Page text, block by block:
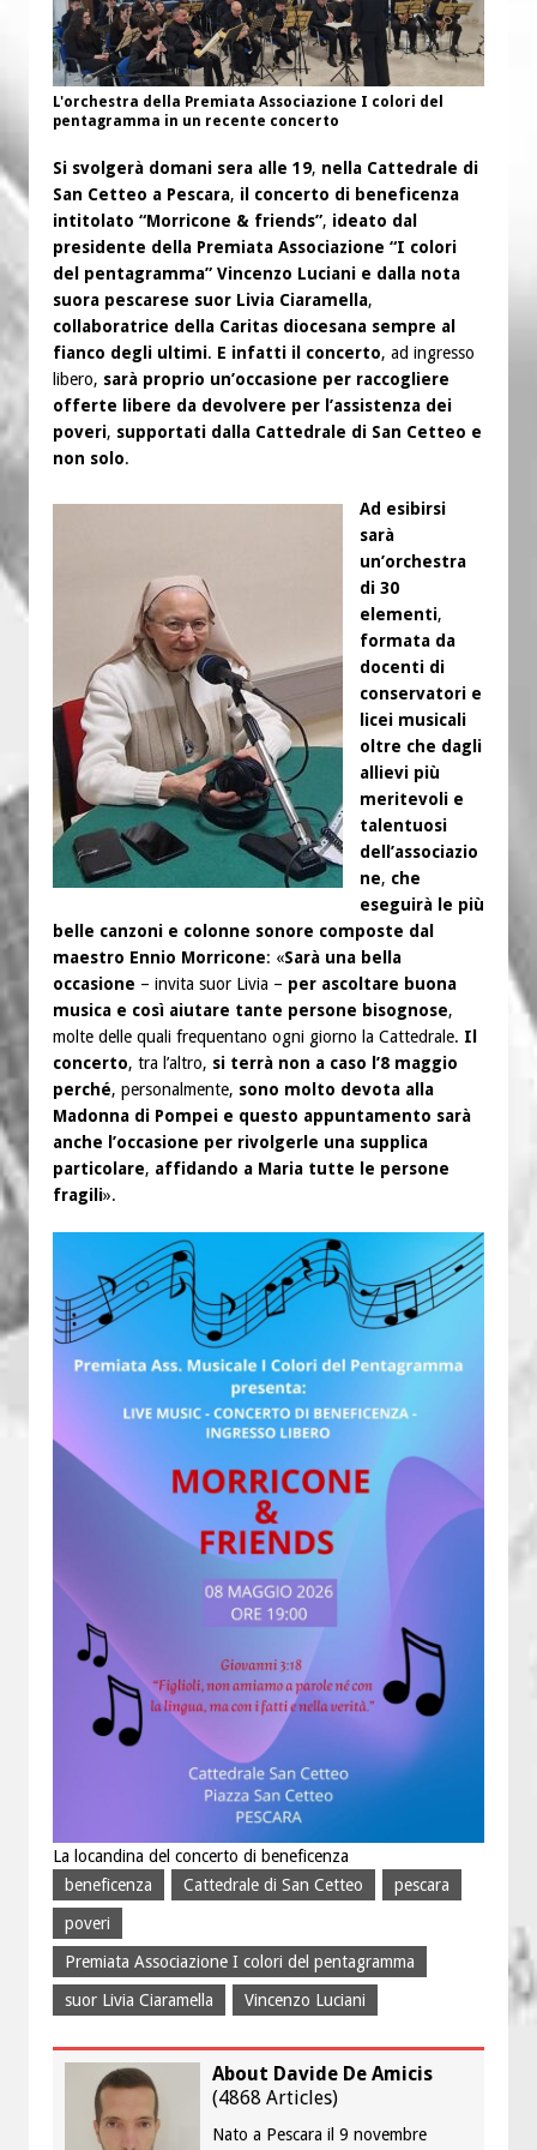
L'orchestra della Premiata Associazione I colori del
pentagramma in un recente concerto
Si svolgerà domani sera alle 19, nella Cattedrale di
San Cetteo a Pescara, il concerto di beneficenza
intitolato “Morricone & friends”, ideato dal
presidente della Premiata Associazione “I colori
del pentagramma” Vincenzo Luciani e dalla nota
suora pescarese suor Livia Ciaramella,
collaboratrice della Caritas diocesana sempre al
fianco degli ultimi. E infatti il concerto, ad ingresso
libero, sarà proprio un’occasione per raccogliere
offerte libere da devolvere per l’assistenza dei
poveri, supportati dalla Cattedrale di San Cetteo e
non solo.
Ad esibirsi
sarà
un’orchestra
di 30
elementi,
formata da
docenti di
conservatori e
licei musicali
oltre che dagli
allievi più
meritevoli e
talentuosi
dell’associazio
ne, che
eseguirà le più
belle canzoni e colonne sonore composte dal
maestro Ennio Morricone: «Sarà una bella
occasione – invita suor Livia – per ascoltare buona
musica e così aiutare tante persone bisognose,
molte delle quali frequentano ogni giorno la Cattedrale. Il
concerto, tra l’altro, si terrà non a caso l’8 maggio
perché, personalmente, sono molto devota alla
Madonna di Pompei e questo appuntamento sarà
anche l’occasione per rivolgerle una supplica
particolare, affidando a Maria tutte le persone
fragili».
La locandina del concerto di beneficenza
beneficenza
Cattedrale di San Cetteo
pescara
poveri
Premiata Associazione I colori del pentagramma
suor Livia Ciaramella
Vincenzo Luciani
About Davide De Amicis
(4868 Articles)
Nato a Pescara il 9 novembre